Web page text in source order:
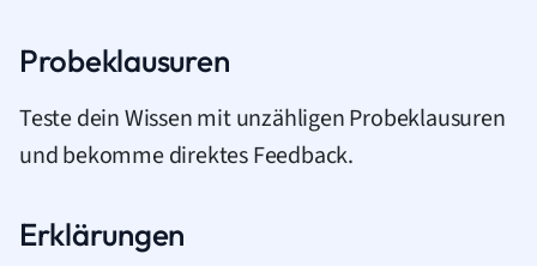
Probeklausuren
Teste dein Wissen mit unzähligen Probeklausuren
und bekomme direktes Feedback.
Erklärungen